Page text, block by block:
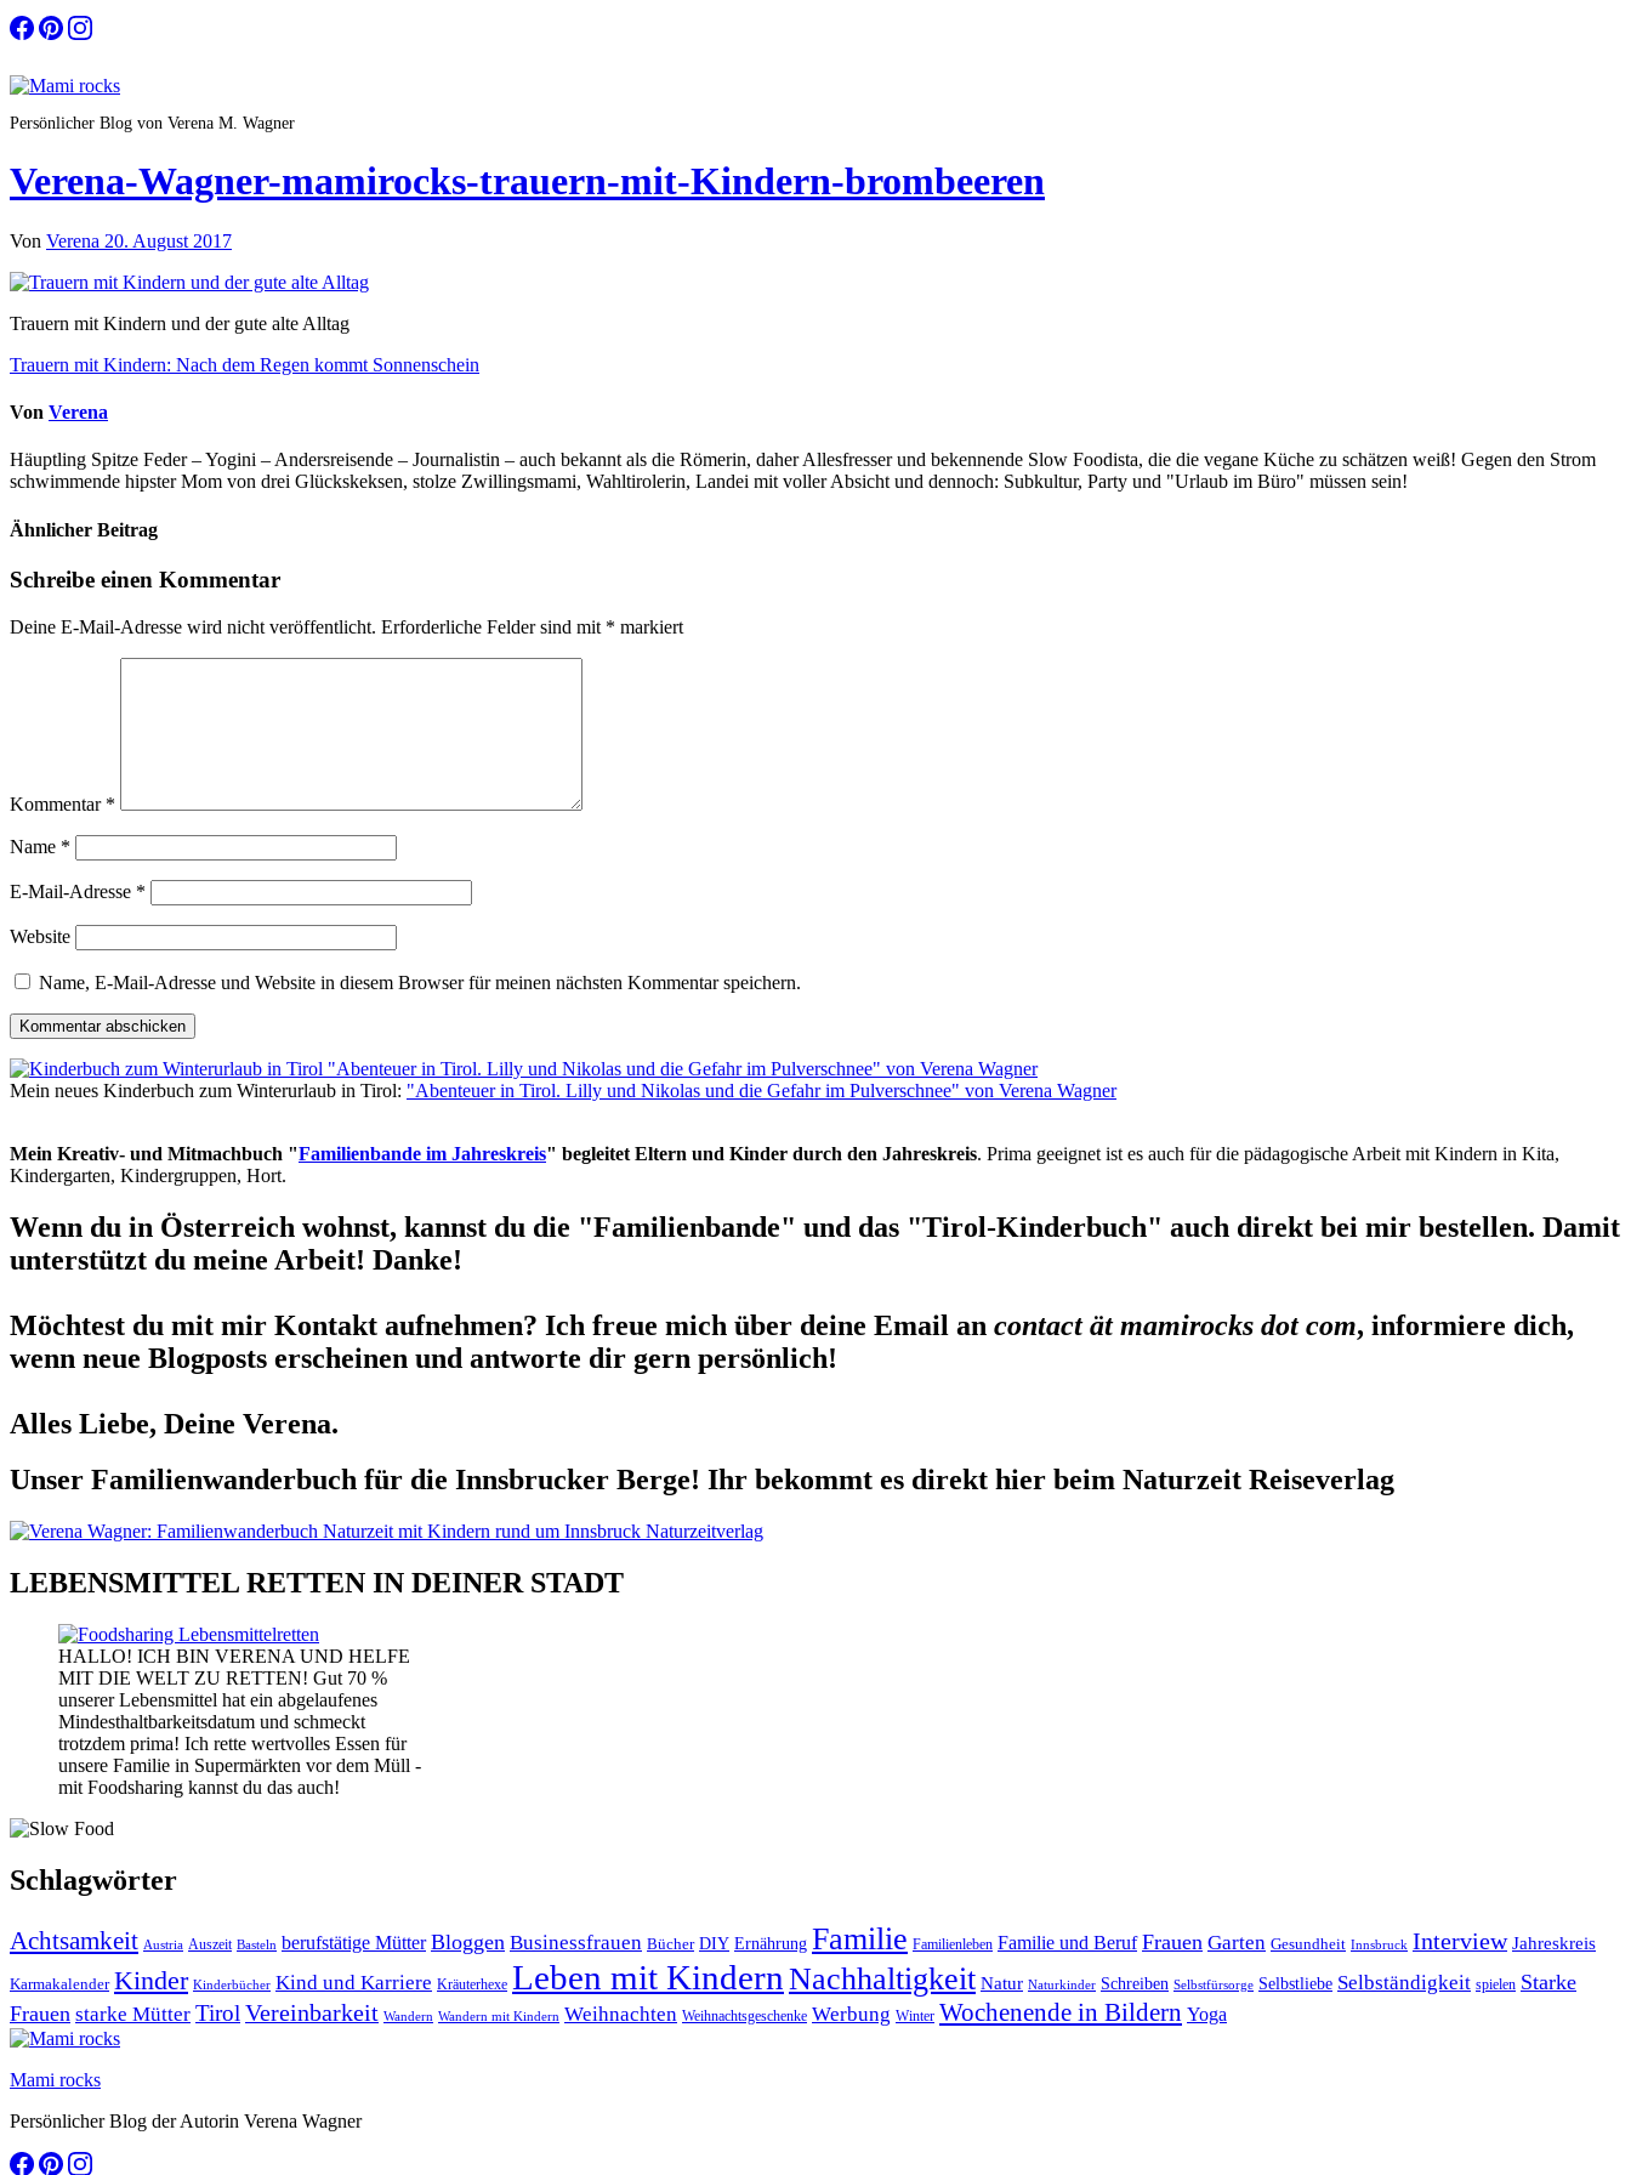
Zum
Inhalt
Persönlicher Blog von Verena M. Wagner
Verena-Wagner-mamirocks-trauern-mit-Kindern-brombeeren
Von Verena 20. August 2017
Trauern mit Kindern und der gute alte Alltag
Beitragsnavigation
Trauern mit Kindern: Nach dem Regen kommt Sonnenschein
Von Verena
Häuptling Spitze Feder – Yogini – Andersreisende – Journalistin – auch bekannt als die Römerin, daher Allesfresser und bekennende Slow Foodista, die die vegane Küche zu schätzen weiß! Gegen den Strom
schwimmende hipster Mom von drei Glückskeksen, stolze Zwillingsmami, Wahltirolerin, Landei mit voller Absicht und dennoch: Subkultur, Party und "Urlaub im Büro" müssen sein!
Ähnlicher Beitrag
Schreibe einen Kommentar
Deine E-Mail-Adresse wird nicht veröffentlicht. Erforderliche Felder sind mit * markiert
Kommentar *
Name *
E-Mail-Adresse *
Website
Name, E-Mail-Adresse und Website in diesem Browser für meinen nächsten Kommentar speichern.
Mein neues Kinderbuch zum Winterurlaub in Tirol: "Abenteuer in Tirol. Lilly und Nikolas und die Gefahr im Pulverschnee" von Verena Wagner
Mein Kreativ- und Mitmachbuch "Familienbande im Jahreskreis" begleitet Eltern und Kinder durch den Jahreskreis. Prima geeignet ist es auch für die pädagogische Arbeit mit Kindern in Kita,
Kindergarten, Kindergruppen, Hort.
Wenn du in Österreich wohnst, kannst du die "Familienbande" und das "Tirol-Kinderbuch" auch direkt bei mir bestellen. Damit
unterstützt du meine Arbeit! Danke!
Möchtest du mit mir Kontakt aufnehmen? Ich freue mich über deine Email an contact ät mamirocks dot com, informiere dich,
wenn neue Blogposts erscheinen und antworte dir gern persönlich!
Alles Liebe, Deine Verena.
Unser Familienwanderbuch für die Innsbrucker Berge! Ihr bekommt es direkt hier beim Naturzeit Reiseverlag
LEBENSMITTEL RETTEN IN DEINER STADT
HALLO! ICH BIN VERENA UND HELFE
MIT DIE WELT ZU RETTEN! Gut 70 %
unserer Lebensmittel hat ein abgelaufenes
Mindesthaltbarkeitsdatum und schmeckt
trotzdem prima! Ich rette wertvolles Essen für
unsere Familie in Supermärkten vor dem Müll -
mit Foodsharing kannst du das auch!
Schlagwörter
Achtsamkeit Austria Auszeit Basteln berufstätige Mütter Bloggen Businessfrauen Bücher DIY Ernährung Familie Familienleben Familie und Beruf Frauen Garten Gesundheit Innsbruck Interview Jahreskreis
Karmakalender Kinder Kinderbücher Kind und Karriere Kräuterhexe Leben mit Kindern Nachhaltigkeit Natur Naturkinder Schreiben Selbstfürsorge Selbstliebe Selbständigkeit spielen Starke
Frauen starke Mütter Tirol Vereinbarkeit Wandern Wandern mit Kindern Weihnachten Weihnachtsgeschenke Werbung Winter Wochenende in Bildern Yoga
Mami rocks
Persönlicher Blog der Autorin Verena Wagner